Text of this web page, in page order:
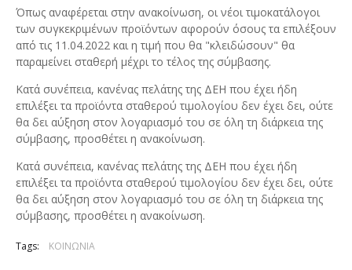
Όπως αναφέρεται στην ανακοίνωση, οι νέοι τιμοκατάλογοι
των συγκεκριμένων προϊόντων αφορούν όσους τα επιλέξουν
από τις 11.04.2022 και η τιμή που θα "κλειδώσουν" θα
παραμείνει σταθερή μέχρι το τέλος της σύμβασης.
Κατά συνέπεια, κανένας πελάτης της ΔΕΗ που έχει ήδη
επιλέξει τα προϊόντα σταθερού τιμολογίου δεν έχει δει, ούτε
θα δει αύξηση στον λογαριασμό του σε όλη τη διάρκεια της
σύμβασης, προσθέτει η ανακοίνωση.
Κατά συνέπεια, κανένας πελάτης της ΔΕΗ που έχει ήδη
επιλέξει τα προϊόντα σταθερού τιμολογίου δεν έχει δει, ούτε
θα δει αύξηση στον λογαριασμό του σε όλη τη διάρκεια της
σύμβασης, προσθέτει η ανακοίνωση.
Tags: ΚΟΙΝΩΝΙΑ